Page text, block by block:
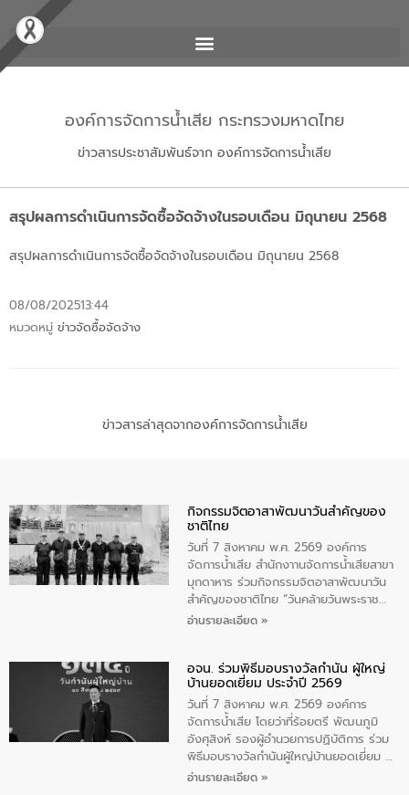
องค์การจัดการน้ำเสีย กระทรวงมหาดไทย
ข่าวสารประชาสัมพันธ์จาก องค์การจัดการน้ำเสีย
สรุปผลการดำเนินการจัดซื้อจัดจ้างในรอบเดือน มิถุนายน 2568
สรุปผลการดำเนินการจัดซื้อจัดจ้างในรอบเดือน มิถุนายน 2568
08/08/202513:44
หมวดหมู่ ข่าวจัดซื้อจัดจ้าง
ข่าวสารล่าสุดจากองค์การจัดการน้ำเสีย
กิจกรรมจิตอาสาพัฒนาวันสําคัญของ
ชาติไทย
วันที่ 7 สิงหาคม พ.ศ. 2569 องค์การ
จัดการน้ำเสีย สำนักงาานจัดการน้ำเสียสาขา
มุกดาหาร ร่วมกิจกรรมจิตอาสาพัฒนาวัน
สําคัญของชาติไทย “วันคล้ายวันพระราช
สมภพ สมเด็จพระนางเจ้าสิริกิติ์พระบรม
ทิพย์คำ รองผู้ว่าราชการจังหวัดมุกดาหาร
เป็นประธานในพิธี ณ เรือนจําชั่วคราวนาโสก
ตําบลนาโสก อําเภอเมืองมุกดาหาร จังหวัด
มุกดาหาร โดยในกิจกรรมได้ร่วมปลูกป่า และ
ทําความสะอาดภายในบริเวณ จัดกิจกรรม
เพื่อถวายเป็นพระราชกุศล สมเด็จพระนาง
เจ้าสิริกิติ์พระบรมราชินีนาถ พระบรมราช
อ่านรายละเอียด »
อจน. ร่วมพิธีมอบรางวัลกำนัน ผู้ใหญ่
บ้านยอดเยี่ยม ประจำปี 2569
วันที่ 7 สิงหาคม พ.ศ. 2569 องค์การ
จัดการน้ำเสีย โดยว่าที่ร้อยตรี พัฒนภูมิ
อังศุสิงห์ รองผู้อำนวยการปฏิบัติการ ร่วม
พิธีมอบรางวัลกำนันผู้ใหญ่บ้านยอดเยี่ยม ณ
ทำเนียบรัฐบาล โดยมีนายอนุทิน ชาญวีรกูล
อ่านรายละเอียด »